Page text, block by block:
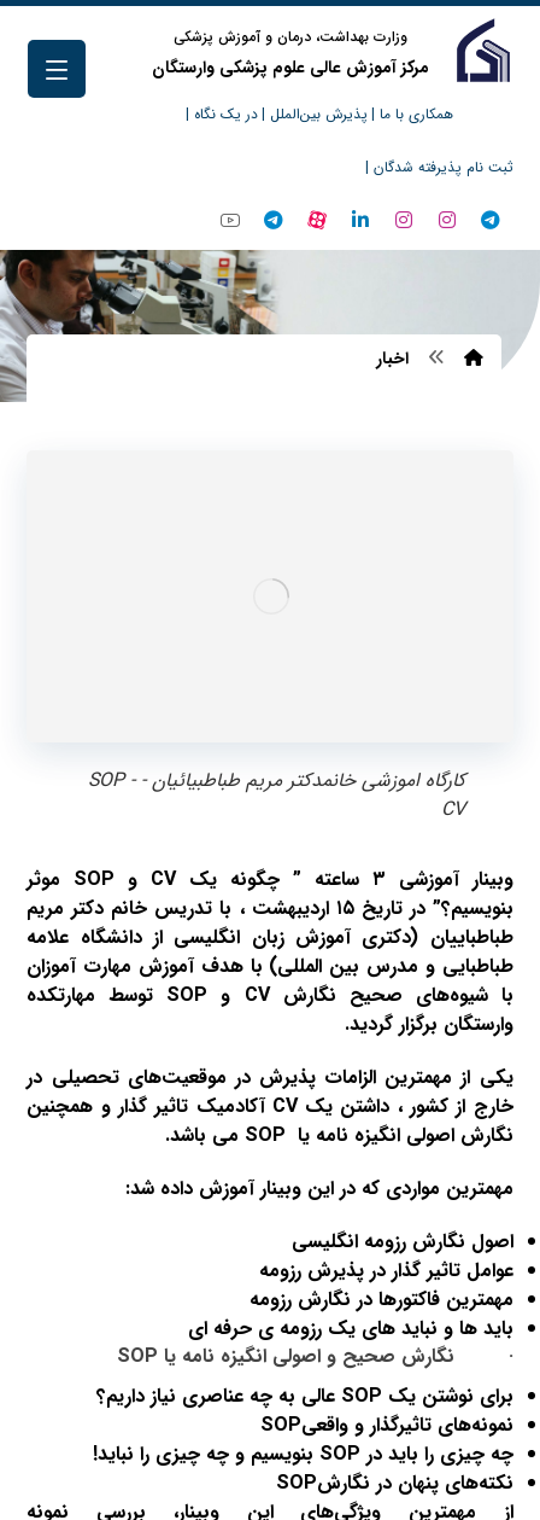
وزارت بهداشت، درمان و آموزش پزشکی
مرکز آموزش عالی علوم پزشکی وارستگان
همکاری با ما | پذیرش بین‌الملل |در یک نگاه |
ثبت نام پذیرفته شدگان |
اخبار
کارگاه اموزشی خانمدکتر مریم طباطبیائیان - SOP -
CV
وبینار آموزشی ۳ ساعته ” چگونه یک CV و SOP موثر
بنویسیم؟” در تاریخ ۱۵ اردیبهشت ، با تدریس خانم دکتر مریم
طباطباییان (دکتری آموزش زبان انگلیسی از دانشگاه علامه
طباطبایی و مدرس بین المللی) با هدف آموزش مهارت آموزان
با شیوه‌های صحیح نگارشCV و SOP توسط مهارتکده
وارستگان برگزار گردید.
یکی از مهمترین الزامات پذیرش در موقعیت‌های تحصیلی در
خارج از کشور ، داشتن یک CVآکادمیک تاثیر گذار و همچنین
نگارش اصولی انگیزه نامه یا SOP می باشد.
مهمترین مواردی که در این وبینار آموزش داده شد:
اصول نگارش رزومه انگلیسی
عوامل تاثیر گذار در پذیرش رزومه
مهمترین فاکتورها در نگارش رزومه
باید ها و نباید های یک رزومه ی حرفه ای
· نگارش صحیح و اصولی انگیزه نامه یا SOP
برای نوشتن یک SOPعالی به چه عناصری نیاز داریم؟
نمونه‌های تاثیرگذار و واقعیSOP
چه چیزی را باید در SOP بنویسیم و چه چیزی را نباید!
نکته‌های پنهان در نگارشSOP
از مهمترین ویژگی‌های این وبینار، بررسی نمونه